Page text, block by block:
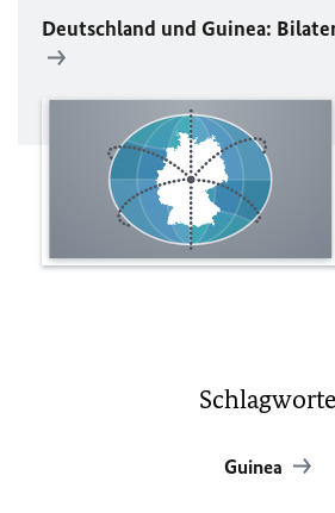
Deutschland und Guinea:
Schlagworte
Guinea